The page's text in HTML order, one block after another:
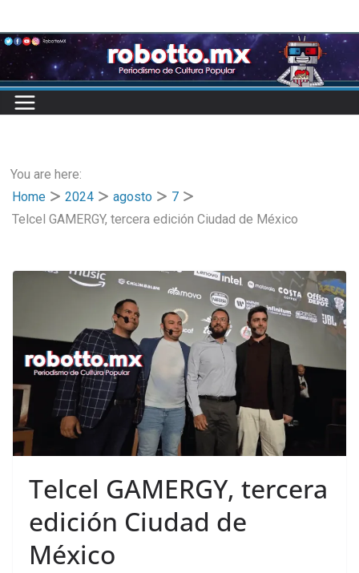
to
content
You are here:
Home
2024 agosto
7
Telcel GAMERGY, tercera edición Ciudad de México
Telcel GAMERGY, tercera
edición Ciudad de
México